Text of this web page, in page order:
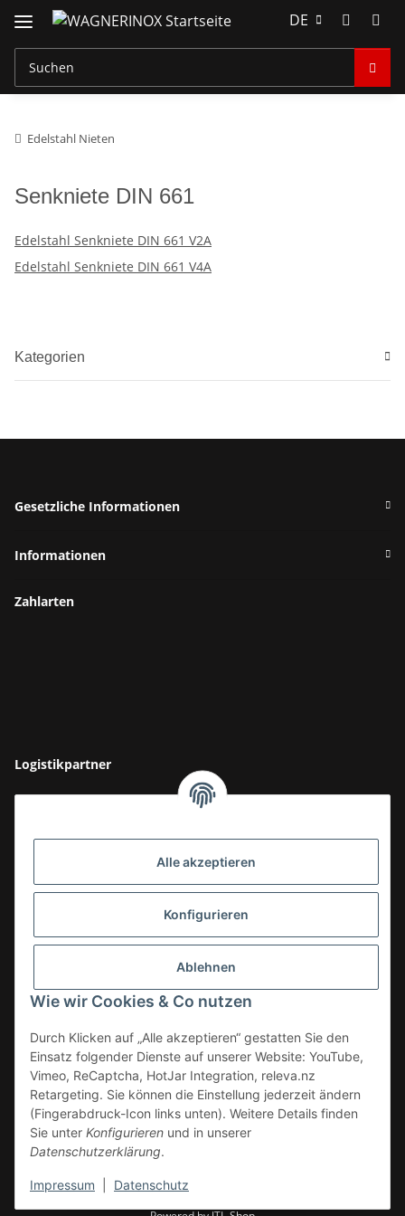
Alle akzeptieren
Konfigurieren
Ablehnen
Wie wir Cookies & Co nutzen
Durch Klicken auf „Alle akzeptieren“ gestatten Sie den
Einsatz folgender Dienste auf unserer Website: YouTube,
Vimeo, ReCaptcha, HotJar Integration, releva.nz
Retargeting. Sie können die Einstellung jederzeit ändern
(Fingerabdruck-Icon links unten). Weitere Details finden
Sie unter Konfigurieren und in unserer
Datenschutzerklärung.
Impressum Datenschutz
DE
Edelstahl Nieten
Senkniete DIN 661
Edelstahl Senkniete DIN 661 V2A
Edelstahl Senkniete DIN 661 V4A
Kategorien
Gesetzliche Informationen
Informationen
Zahlarten
Logistikpartner
Vertrag widerrufen
* Alle Preise zzgl. gesetzlicher USt., zzgl.